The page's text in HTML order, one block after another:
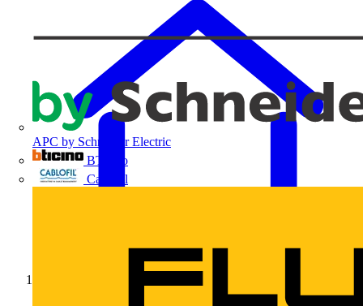
APC by Schneider Electric
BTicino
Cablofil